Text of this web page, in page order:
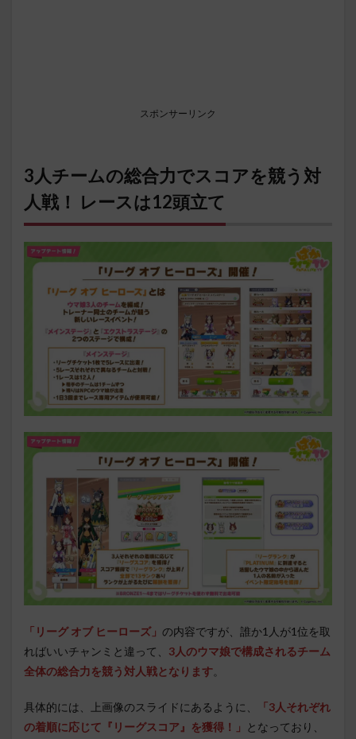
スポンサーリンク
3人チームの総合力でスコアを競う対
人戦！ レースは12頭立て
「リーグ オブ ヒーローズ」 の内容ですが、誰か1人が1位を取
ればいいチャンミと違って、 3人のウマ娘で構成されるチーム
全体の総合力を競う対人戦となります。
具体的には、上画像のスライドにあるように、
「3人それぞれ
の着順に応じて『リーグスコア』を獲得！」 となっており、